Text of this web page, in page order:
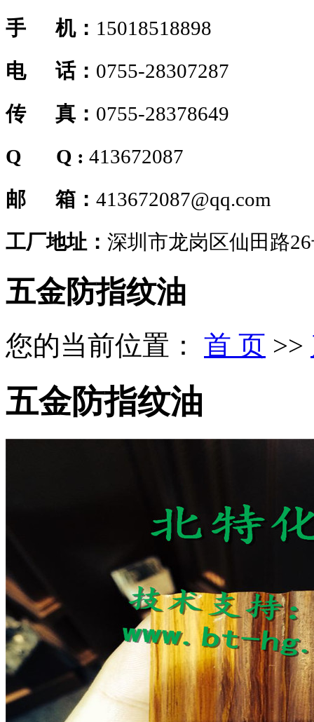
手 机： 15018518898
电 话： 0755-28307287
传 真： 0755-28378649
Q Q : 413672087
邮 箱： 413672087@qq.com
工厂地址： 深圳市龙岗区仙田路
五金防指纹油
您的当前位置： 首 页 >>
五金防指纹油